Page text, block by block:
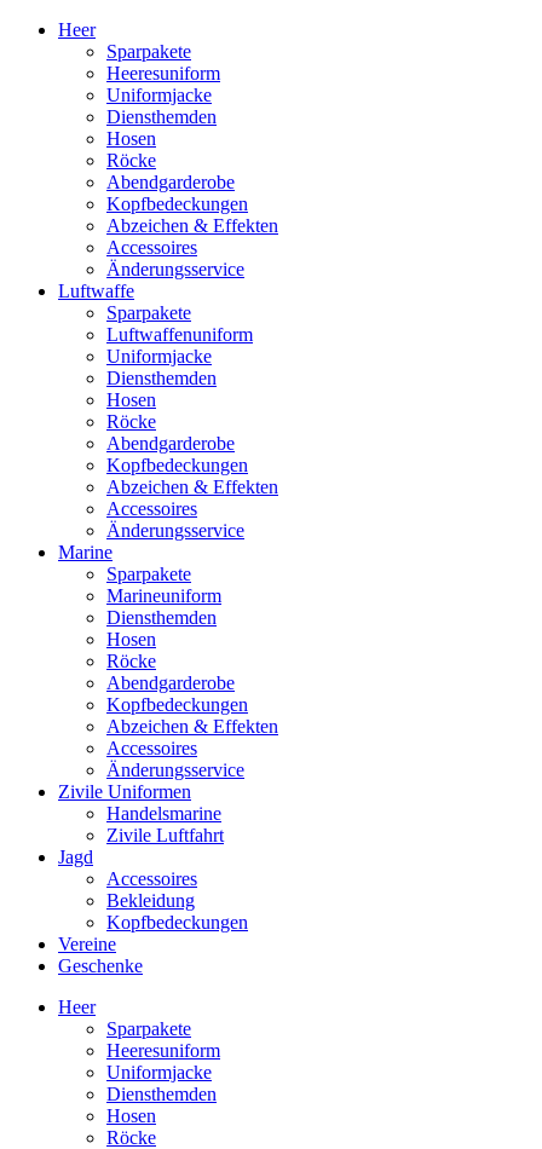
Heer
Sparpakete
Heeresuniform
Uniformjacke
Diensthemden
Hosen
Röcke
Abendgarderobe
Kopfbedeckungen
Abzeichen & Effekten
Accessoires
Änderungsservice
Luftwaffe
Sparpakete
Luftwaffenuniform
Uniformjacke
Diensthemden
Hosen
Röcke
Abendgarderobe
Kopfbedeckungen
Abzeichen & Effekten
Accessoires
Änderungsservice
Marine
Sparpakete
Marineuniform
Diensthemden
Hosen
Röcke
Abendgarderobe
Kopfbedeckungen
Abzeichen & Effekten
Accessoires
Änderungsservice
Zivile Uniformen
Handelsmarine
Zivile Luftfahrt
Jagd
Accessoires
Bekleidung
Kopfbedeckungen
Vereine
Geschenke
Heer
Sparpakete
Heeresuniform
Uniformjacke
Diensthemden
Hosen
Röcke